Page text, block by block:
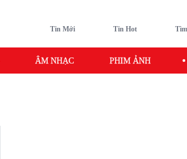
Tin Mới Tin Hot
ÂM NHẠC PHIM ẢNH